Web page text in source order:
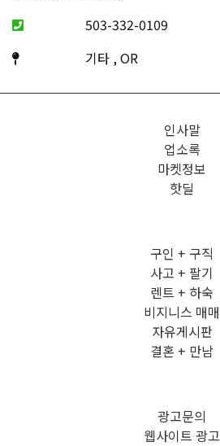
503-332-0109
기타 , OR
인사말
업소록
마켓정보
핫딜
구인 + 구직
사고 + 팔기
렌트 + 하숙
비지니스 매매
자유게시판
결혼 + 만남
광고문의
웹사이트 광고